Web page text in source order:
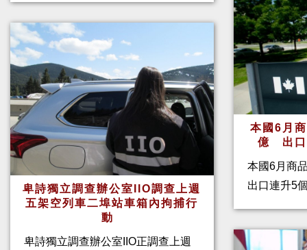
卑詩獨立調查辦公室IIO調查上週
五架空列車二埠站車箱內拘捕行
動
卑詩獨立調查辦公室IIO正調查上週
本國6月
億 出口
本國6月商
出口連升5